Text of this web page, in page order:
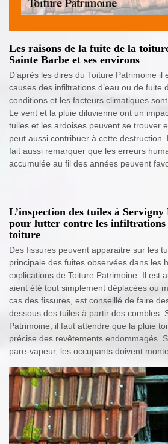
Les raisons de la fuite de la
Sainte Barbe et ses environs
D’après les dires du Toiture Patrimoine il
causes des infiltrations d’eau ou de fuite
conditions et les facteurs climatiques
Le vent et la pluie diluvienne ont un
tuiles et les ardoises peuvent se trouver
peut aussi contribuer à cette destruction.
fait aussi remarquer que les erreurs
accumulée au fil des années peuvent
L’inspection des tuiles à
pour lutter contre les infiltrations
toiture
Des fissures peuvent apparaitre sur les
principale des fuites observées dans les
explications de Toiture Patrimoine. Il est
aient été tout simplement déplacées ou
cas des fissures, est conseillé de faire
dessous des tuiles à partir des combles.
Patrimoine, il faut attendre que la pluie
précise des revêtements endommagés.
pare-vapeur, les occupants doivent